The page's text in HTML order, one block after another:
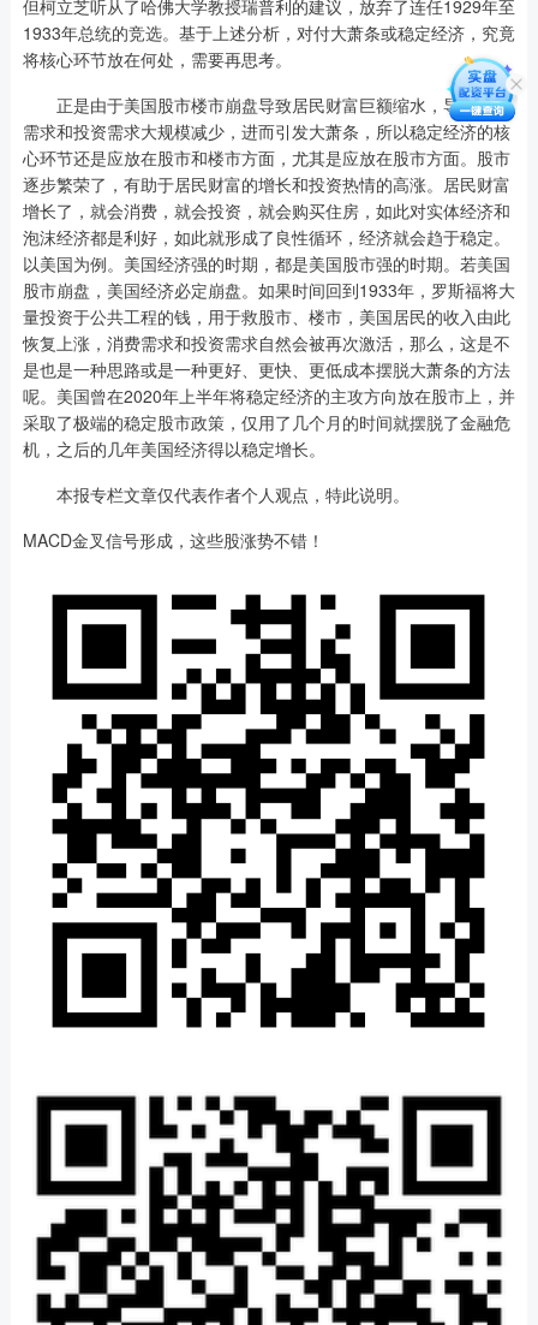
但柯立芝听从了哈佛大学教授瑞普利的建议，放弃了连任1929年至
1933年总统的竞选。基于上述分析，对付大萧条或稳定经济，究竟
将核心环节放在何处，需要再思考。
正是由于美国股市楼市崩盘导致居民财富巨额缩水，导致消费
需求和投资需求大规模减少，进而引发大萧条，所以稳定经济的核
心环节还是应放在股市和楼市方面，尤其是应放在股市方面。股市
逐步繁荣了，有助于居民财富的增长和投资热情的高涨。居民财富
增长了，就会消费，就会投资，就会购买住房，如此对实体经济和
泡沫经济都是利好，如此就形成了良性循环，经济就会趋于稳定。
以美国为例。美国经济强的时期，都是美国股市强的时期。若美国
股市崩盘，美国经济必定崩盘。如果时间回到1933年，罗斯福将大
量投资于公共工程的钱，用于救股市、楼市，美国居民的收入由此
恢复上涨，消费需求和投资需求自然会被再次激活，那么，这是不
是也是一种思路或是一种更好、更快、更低成本摆脱大萧条的方法
呢。美国曾在2020年上半年将稳定经济的主攻方向放在股市上，并
采取了极端的稳定股市政策，仅用了几个月的时间就摆脱了金融危
机，之后的几年美国经济得以稳定增长。
本报专栏文章仅代表作者个人观点，特此说明。
MACD金叉信号形成，这些股涨势不错！